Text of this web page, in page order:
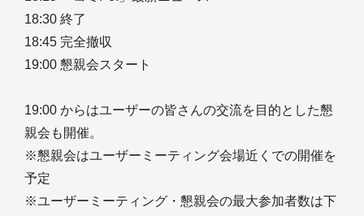
18:30 終了
18:45 完全撤収
19:00 懇親会スタート
19:00 からはユーザーの皆さんの交流を目的とした懇
親会も開催。
※懇親会はユーザーミーティング会場近くでの開催を
予定
※ユーザーミーティング・懇親会の最大参加者数は下